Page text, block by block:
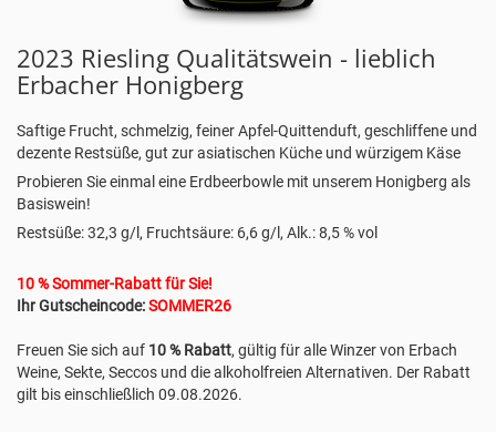
2023 Riesling Qualitätswein - lieblich
Erbacher Honigberg
Saftige Frucht, schmelzig, feiner Apfel-Quittenduft, geschliffene und
dezente Restsüße, gut zur asiatischen Küche und würzigem Käse
Probieren Sie einmal eine Erdbeerbowle mit unserem Honigberg als
Basiswein!
Restsüße: 32,3 g/l, Fruchtsäure: 6,6 g/l, Alk.: 8,5 % vol
10 % Sommer-Rabatt für Sie!
Ihr Gutscheincode:SOMMER26
Freuen Sie sich auf 10 % Rabatt, gültig für alle Winzer von Erbach
Weine, Sekte, Seccos und die alkoholfreien Alternativen. Der Rabatt
gilt bis einschließlich 09.08.2026.